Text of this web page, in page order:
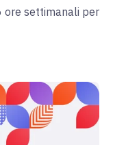
ore settimanali per